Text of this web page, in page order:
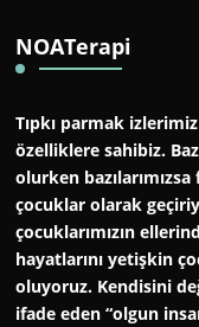
NOATerapi
Tıpkı parmak
özelliklere sahibiz.
olurken
çocuklar olarak
çocuklarımızın
hayatlarını yetişkin
oluyoruz. Kendisini
ifade eden “olgun